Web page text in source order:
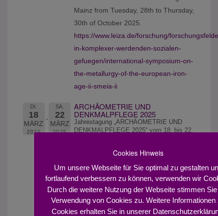
Mainz from Tuesday, 28th to Thursday,
30th of October 2025.
https://www.leiza.de/forschung/
in-komplexer-werdenden-sozialen-
gefuegen/international-symposium-on-
the-metallurgy-of-the-european-iron-
age-ii-smeia-ii
DI.
18
MÄRZ
2025
SA.
22
MÄRZ
2025
ARCHÄOMETRIE UND
DENKMALPFLEGE 2025
Jahrestagung „ARCHÄOMETRIE UND
DENKMALPFLEGE 2025“ vom 18. bis 22.
Anmeldung von Beiträgen (Vorträge
zum 31. Oktober 2024
Weiter Informationen finden Sie hier:
Tagungswebseite
Cookies Hinweis
Um unsere Webseite für Sie optimal zu gestalten
fortlaufend verbessern zu können, verwenden wir
Durch die weitere Nutzung der Webseite stimmen
Verwendung von Cookies zu. Weitere Informationen
Cookies erhalten Sie in unserer